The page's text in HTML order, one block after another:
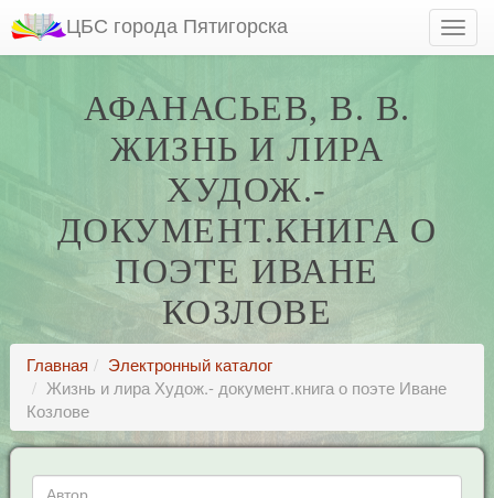
ЦБС города Пятигорска
АФАНАСЬЕВ, В. В.
ЖИЗНЬ И ЛИРА
ХУДОЖ.-
ДОКУМЕНТ.КНИГА О
ПОЭТЕ ИВАНЕ
КОЗЛОВЕ
Главная
Электронный каталог
Жизнь и лира Худож.- документ.книга о поэте Иване
Козлове